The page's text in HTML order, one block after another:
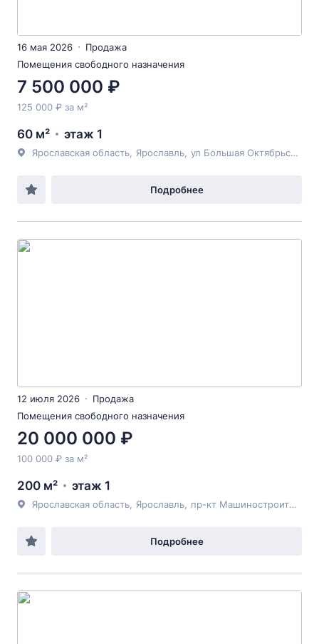
16 мая 2026
Продажа
Помещения свободного назначения
7 500 000 ₽
125 000 ₽ за м²
60 м² этаж 1
Ярославская область Ярославль ул Большая Октябрьская
Подробнее
12 июля 2026
Продажа
Помещения свободного назначения
20 000 000 ₽
100 000 ₽ за м²
200 м² этаж 1
Ярославская область Ярославль пр-кт Машиностроителей
Подробнее